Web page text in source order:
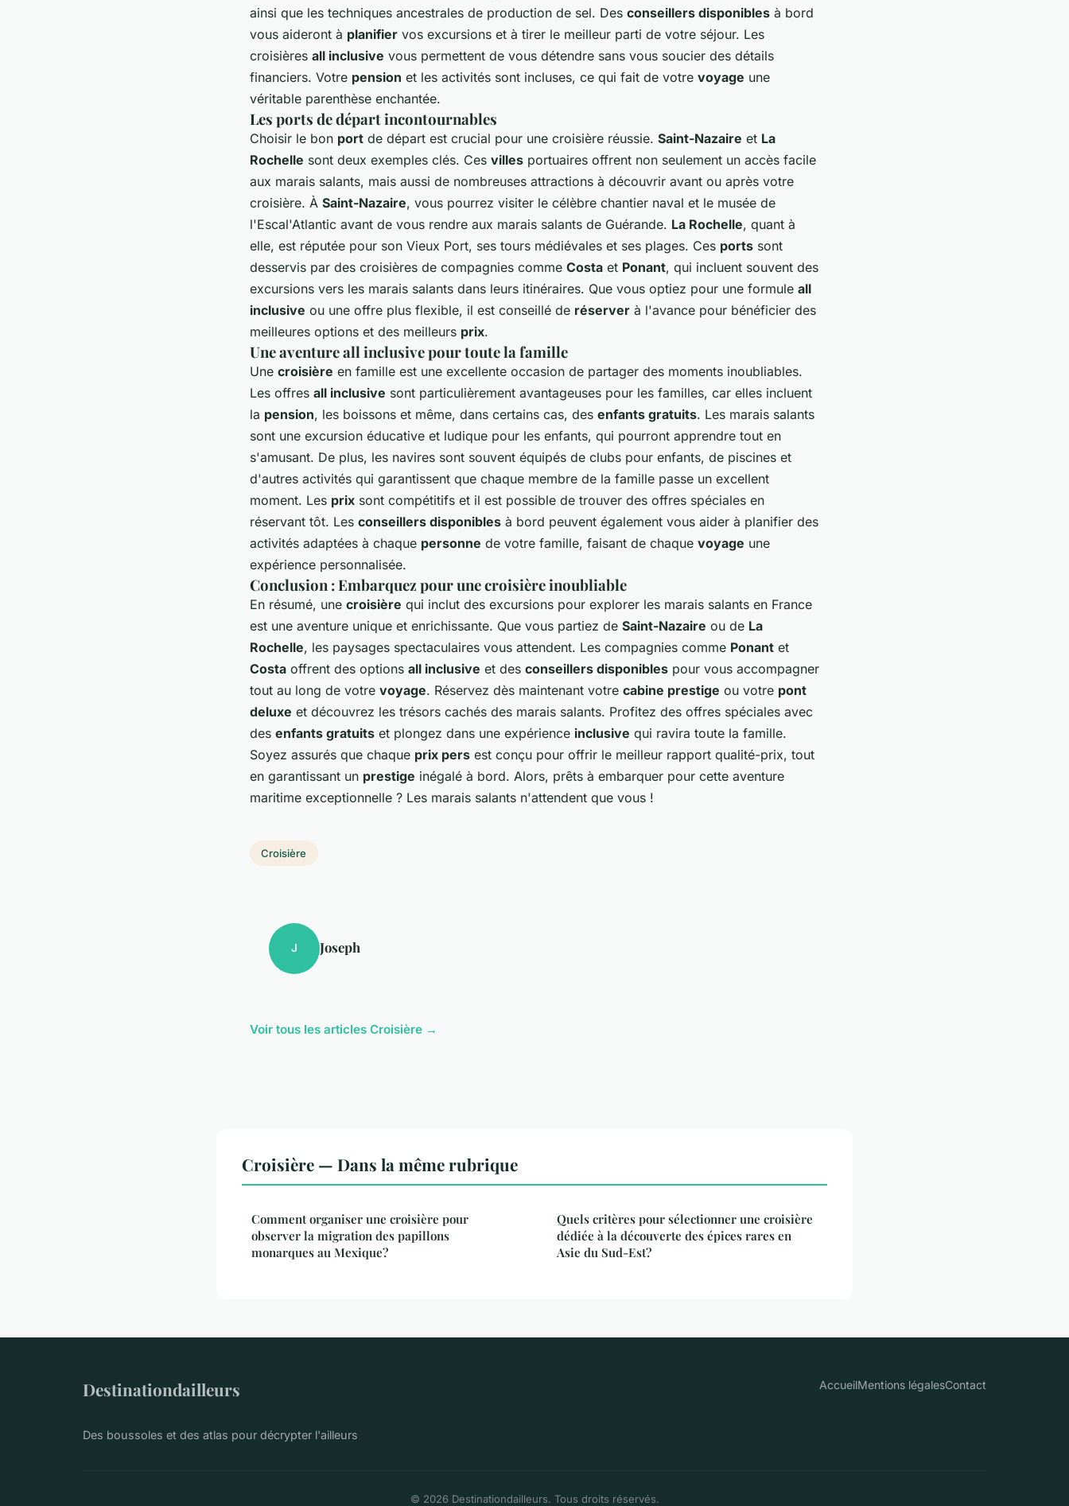
ainsi que les techniques ancestrales de production de sel. Des conseillers disponibles à bord
vous aideront à planifier vos excursions et à tirer le meilleur parti de votre séjour. Les
croisières all inclusive vous permettent de vous détendre sans vous soucier des détails
financiers. Votre pension et les activités sont incluses, ce qui fait de votre voyage une
véritable parenthèse enchantée.
Les ports de départ incontournables
Choisir le bon port de départ est crucial pour une croisière réussie. Saint-Nazaire et La
Rochelle sont deux exemples clés. Ces villes portuaires offrent non seulement un accès facile
aux marais salants, mais aussi de nombreuses attractions à découvrir avant ou après votre
croisière. À Saint-Nazaire, vous pourrez visiter le célèbre chantier naval et le musée de
l'Escal'Atlantic avant de vous rendre aux marais salants de Guérande. La Rochelle, quant à
elle, est réputée pour son Vieux Port, ses tours médiévales et ses plages. Ces ports sont
desservis par des croisières de compagnies comme Costa et Ponant, qui incluent souvent des
excursions vers les marais salants dans leurs itinéraires. Que vous optiez pour une formule all
inclusive ou une offre plus flexible, il est conseillé de réserver à l'avance pour bénéficier des
meilleures options et des meilleurs prix.
Une aventure all inclusive pour toute la famille
Une croisière en famille est une excellente occasion de partager des moments inoubliables.
Les offres all inclusive sont particulièrement avantageuses pour les familles, car elles incluent
la pension, les boissons et même, dans certains cas, des enfants gratuits. Les marais salants
sont une excursion éducative et ludique pour les enfants, qui pourront apprendre tout en
s'amusant. De plus, les navires sont souvent équipés de clubs pour enfants, de piscines et
d'autres activités qui garantissent que chaque membre de la famille passe un excellent
moment. Les prix sont compétitifs et il est possible de trouver des offres spéciales en
réservant tôt. Les conseillers disponibles à bord peuvent également vous aider à planifier des
activités adaptées à chaque personne de votre famille, faisant de chaque voyage une
expérience personnalisée.
Conclusion : Embarquez pour une croisière inoubliable
En résumé, une croisière qui inclut des excursions pour explorer les marais salants en France
est une aventure unique et enrichissante. Que vous partiez de Saint-Nazaire ou de La
Rochelle, les paysages spectaculaires vous attendent. Les compagnies comme Ponant et
Costa offrent des options all inclusive et des conseillers disponibles pour vous accompagner
tout au long de votre voyage. Réservez dès maintenant votre cabine prestige ou votre pont
deluxe et découvrez les trésors cachés des marais salants. Profitez des offres spéciales avec
des enfants gratuits et plongez dans une expérience inclusive qui ravira toute la famille.
Soyez assurés que chaque prix pers est conçu pour offrir le meilleur rapport qualité-prix, tout
en garantissant un prestige inégalé à bord. Alors, prêts à embarquer pour cette aventure
maritime exceptionnelle ? Les marais salants n'attendent que vous !
Croisière
J Joseph
Voir tous les articles Croisière →
Croisière — Dans la même rubrique
Comment organiser une croisière pour
observer la migration des papillons
monarques au Mexique?
Quels critères pour sélectionner une croisière
dédiée à la découverte des épices rares en
Asie du Sud-Est?
Destinationdailleurs
Des boussoles et des atlas pour décrypter l'ailleurs
AccueilMentions légalesContact
© 2026 Destinationdailleurs. Tous droits réservés.